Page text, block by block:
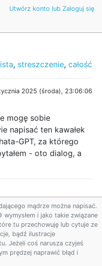
Utwórz konto lub Zaloguj się
, streszczenie, całość
2025 (środa), 23:06:06
mogę sobie
napisać ten kawałek
GPT, za którego
- oto dialog, a
mądrze można napisać.
i jako takie związane
tu przechowuję lub cytuje ze
bądź ilustracje
Jeżeli coś narusza czyjeś
prędzej naprawić błąd i